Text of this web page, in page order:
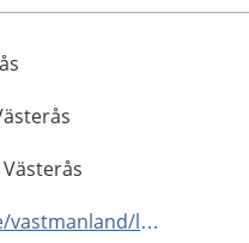
https://www.1177.se/vastmanland/lakargruppen-bvc